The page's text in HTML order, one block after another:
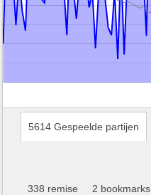
5614 Gespeelde partijen
338 remise 2 bookmarks